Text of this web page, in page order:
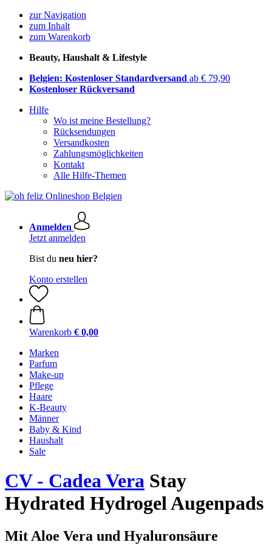
zur Navigation
zum Inhalt
zum Warenkorb
Beauty, Haushalt & Lifestyle
Belgien: Kostenloser Standardversand ab € 79,90
Kostenloser Rückversand
Hilfe
Wo ist meine Bestellung?
Rücksendungen
Versandkosten
Zahlungsmöglichkeiten
Kontakt
Alle Hilfe-Themen
Anmelden
Jetzt anmelden
Bist du neu hier?
Konto erstellen
Warenkorb € 0,00
Marken
Parfum
Make-up
Pflege
Haare
K-Beauty
Männer
Baby & Kind
Haushalt
Sale
CV - Cadea Vera Stay
Hydrated Hydrogel Augenpads
Mit Aloe Vera und Hyaluronsäure